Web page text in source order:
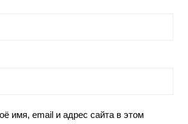
имя, email и адрес сайта в этом